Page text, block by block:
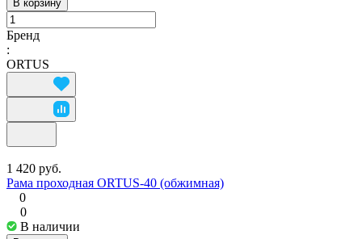
В корзину
Бренд
:
ORTUS
1 420 руб.
Рама проходная ORTUS-40 (обжимная)
0
0
В наличии